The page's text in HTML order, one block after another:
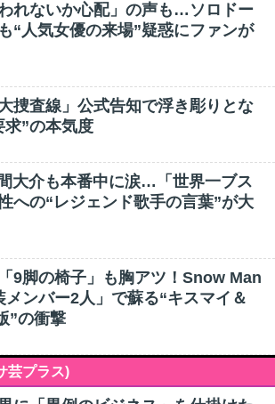
われないか心配」の声も…ソロドー
“人気女優の来場”疑惑にファンが
捜査線」公式告知で浮き彫りとな
求”の本気度
大介も本番中に涙…「世界一ブス
への“レジェンド歌手の言葉”が大
9脚の椅子」も胸アツ！Snow Man
ンバー2人」で蘇る“キスマイ＆
”の衝撃
芸プラス)